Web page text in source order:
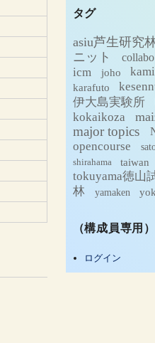
カ
イ
タグ
asiu芦生研究
ニット
collabo
icm joho
karafuto
伊大島実験所
kokaikoza
major topics
opencourse
shirahama taiwan
tokuyama徳山
林
yamaken
（構成員専用）
ログイン